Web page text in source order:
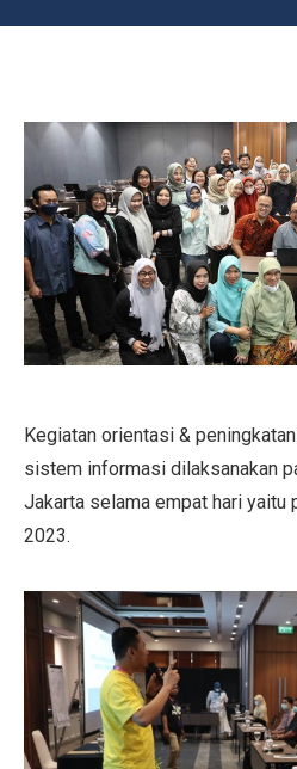
Kegiatan orientasi &
sistem informasi dilaksanakan
Jakarta selama empat hari yaitu
2023.